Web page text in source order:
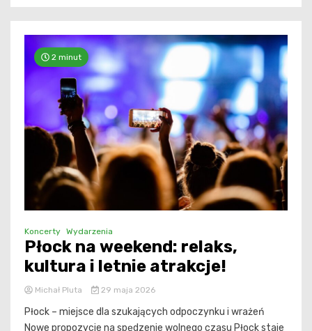
2 minut
Koncerty Wydarzenia
Płock na weekend: relaks,
kultura i letnie atrakcje!
Michał Pluta 29 maja 2026
Płock – miejsce dla szukających odpoczynku i wrażeń
Nowe propozycje na spędzenie wolnego czasu Płock staje